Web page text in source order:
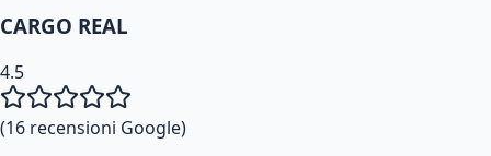
CARGO REAL
4.5
(16 recensioni Google)